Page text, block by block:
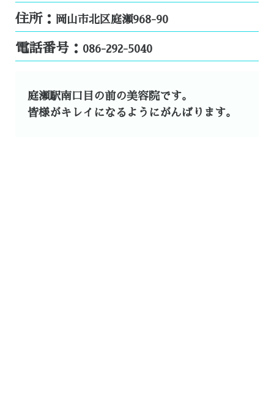
住所： 岡山市北区庭瀬968-90
電話番号： 086-292-5040
庭瀬駅南口目の前の美容院です。
皆様がキレイになるようにがんばります。